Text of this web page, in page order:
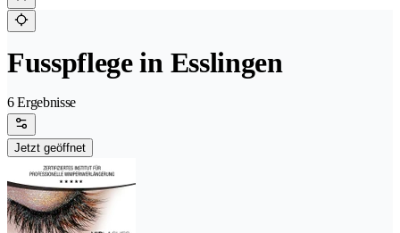
Fusspflege in Esslingen
6 Ergebnisse
Jetzt geöffnet